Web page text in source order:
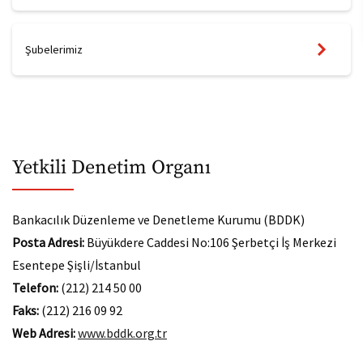
Şubelerimiz
Yetkili Denetim Organı
Bankacılık Düzenleme ve Denetleme Kurumu (BDDK)
Posta Adresi: Büyükdere Caddesi No:106 Şerbetçi İş Merkezi
Esentepe Şişli/İstanbul
Telefon: (212) 214 50 00
Faks: (212) 216 09 92
Web Adresi:www.bddk.org.tr